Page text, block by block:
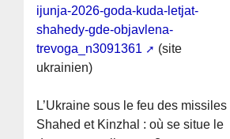
ijunja-2026-goda-kuda-letjat-
shahedy-gde-objavlena-
trevoga_n3091361
(site
ukrainien)
L’Ukraine sous le feu des missiles
Shahed et Kinzhal : où se situe le